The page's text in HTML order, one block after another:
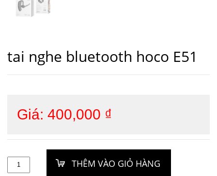
tai nghe bluetooth hoco E51
Giá: 400,000 ₫